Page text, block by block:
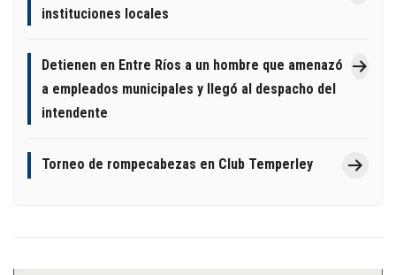
instituciones locales
Detienen en Entre Ríos a un hombre que amenazó
a empleados municipales y llegó al despacho del
intendente
Torneo de rompecabezas en Club Temperley